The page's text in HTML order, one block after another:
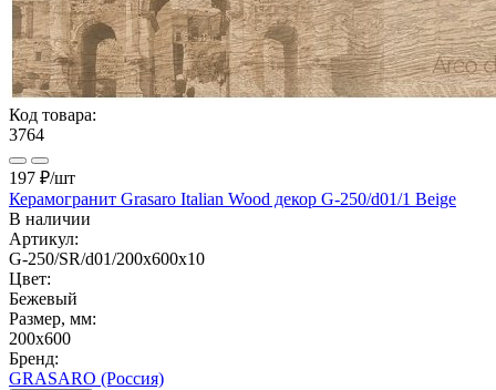
Код товара:
3764
197 ₽/шт
Керамогранит Grasaro Italian Wood декор G-250/d01/1 Beige
В наличии
Артикул:
G-250/SR/d01/200x600x10
Цвет:
Бежевый
Размер, мм:
200x600
Бренд:
GRASARO (Россия)